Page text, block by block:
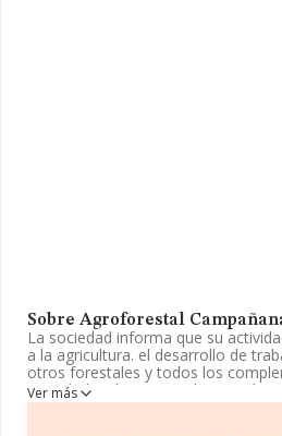
Sobre Agroforestal
La sociedad informa que su
a la agricultura. el desarrollo de
otros forestales y todos los
actividades de apoyo a la
corresponde a 0161 con código
Ver más